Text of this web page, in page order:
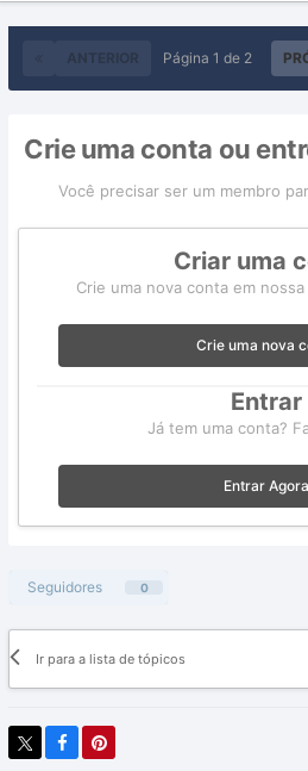
ANTERIOR Página 1 de 2
Crie uma conta ou
Você precisar ser um membro
Criar uma
Crie uma nova conta em
Crie uma nova
Entrar
Já tem uma conta?
Entrar Agora
Seguidores 0
Ir para a lista de tópicos